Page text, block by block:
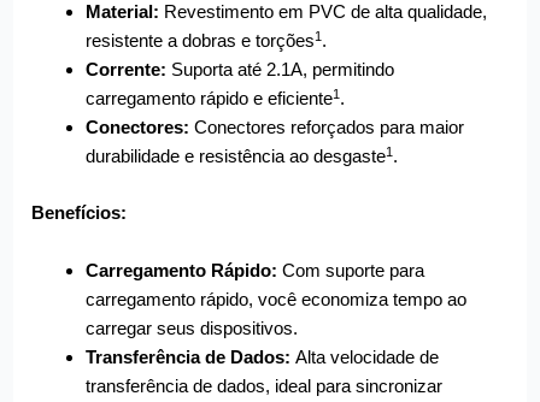
Material: Revestimento em PVC de alta qualidade,
resistente a dobras e torções1 .
Corrente: Suporta até 2.1A, permitindo
carregamento rápido e eficiente1 .
Conectores: Conectores reforçados para maior
durabilidade e resistência ao desgaste1 .
Benefícios:
Carregamento Rápido: Com suporte para
carregamento rápido, você economiza tempo ao
carregar seus dispositivos.
Transferência de Dados: Alta velocidade de
transferência de dados, ideal para sincronizar